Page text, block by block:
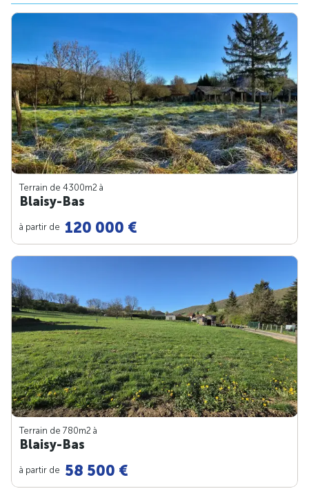
Terrain de 4300m2 à
Blaisy-Bas
à partir de 120 000 €
Terrain de 780m2 à
Blaisy-Bas
à partir de 58 500 €